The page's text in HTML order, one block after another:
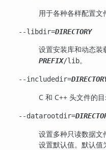
用于各种各样配置
--libdir=DIRECTORY
设置安装库和动态
PREFIX/lib。
--includedir=
C 和 C++ 头文件的
--datarootdir=
设置多种只读数据文
设置默认值。默认值